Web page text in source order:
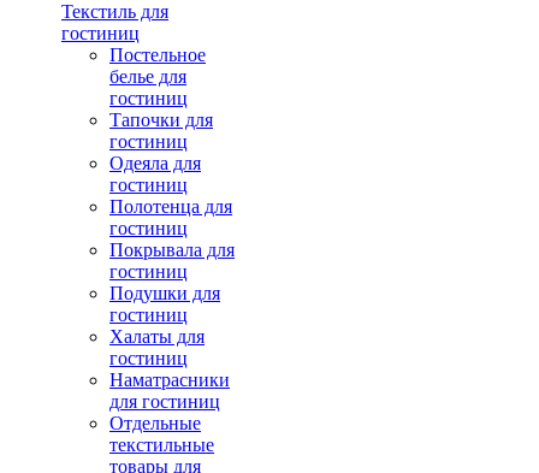
Текстиль для
гостиниц
Постельное
белье для
гостиниц
Тапочки для
гостиниц
Одеяла для
гостиниц
Полотенца для
гостиниц
Покрывала для
гостиниц
Подушки для
гостиниц
Халаты для
гостиниц
Наматрасники
для гостиниц
Отдельные
текстильные
товары для